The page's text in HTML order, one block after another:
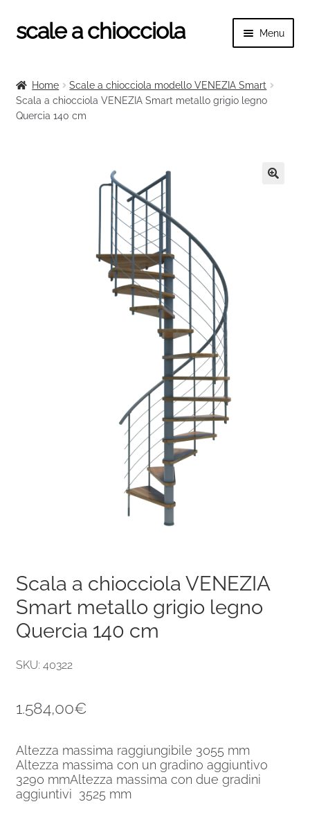
Vai
alla
Vai
al
scale a chiocciola Menu
il
Tutte le scale
menu
Ringhiere e balaustre
Home
Scale a chiocciola modello VENEZIA Smart
Scala a chiocciola VENEZIA Smart metallo grigio legno
Quercia 140 cm
Scala a chiocciola VENEZIA
Smart metallo grigio legno
Quercia 140 cm
SKU: 40322
1.584,00€
Altezza massima raggiungibile 3055 mm
Altezza massima con un gradino aggiuntivo
3290 mmAltezza massima con due gradini
aggiuntivi 3525 mm